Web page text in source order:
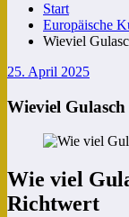
Start
Europäische
Wieviel
25. April 2025
Wieviel
Wie viel
Richtwert